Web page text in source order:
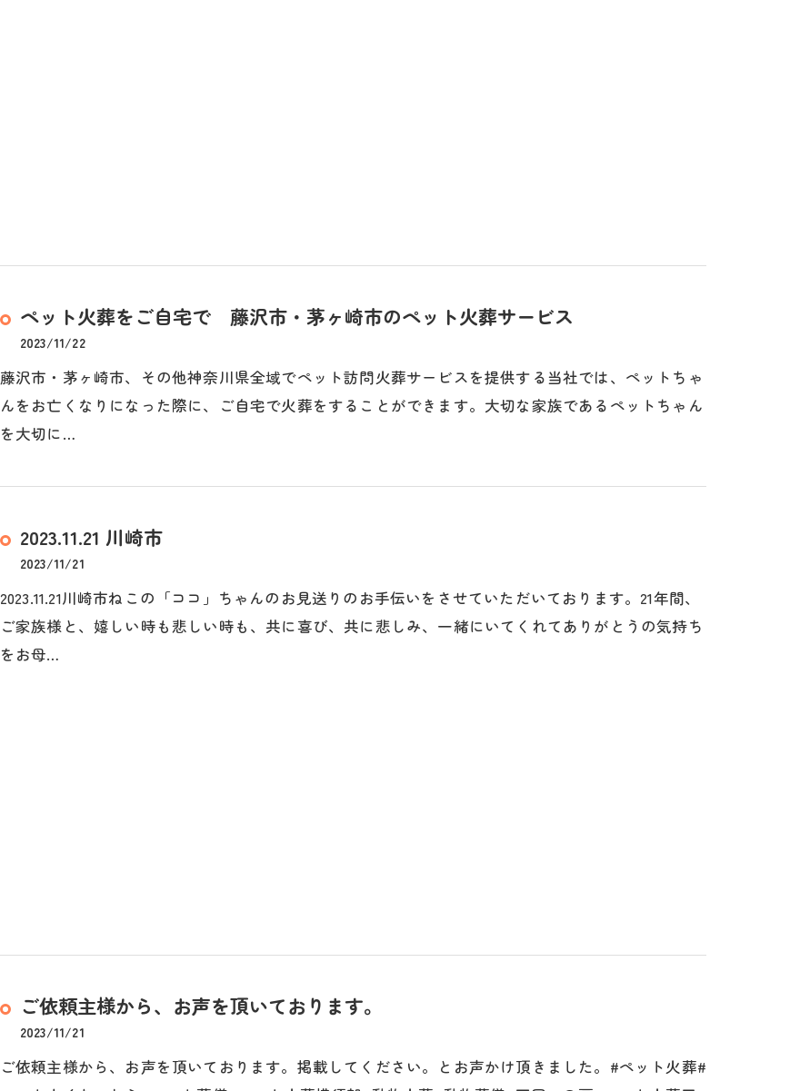
ペット火葬をご自宅で 藤沢市・茅ヶ崎市のペット火葬サービス
2023/11/22
藤沢市・茅ヶ崎市、その他神奈川県全域でペット訪問火葬サービスを提供する当社では、ペットちゃ
んをお亡くなりになった際に、ご自宅で火葬をすることができます。大切な家族であるペットちゃん
を大切に…
2023.11.21 川崎市
2023/11/21
2023.11.21川崎市ねこの「ココ」ちゃんのお見送りのお手伝いをさせていただいております。21年間、
ご家族様と、嬉しい時も悲しい時も、共に喜び、共に悲しみ、一緒にいてくれてありがとうの気持ち
をお母…
ご依頼主様から、お声を頂いております。
2023/11/21
ご依頼主様から、お声を頂いております。掲載してください。とお声かけ頂きました。#ペット火葬#